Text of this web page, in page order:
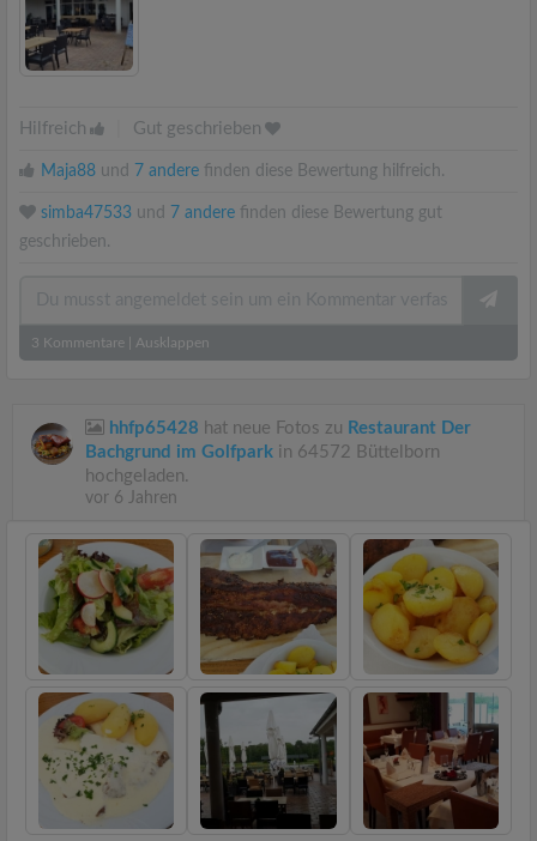
Hilfreich Gut geschrieben
Maja88 und 7 andere finden diese Bewertung hilfreich.
simba47533 und 7 andere finden diese Bewertung gut
geschrieben.
3 Kommentare Ausklappen
hhfp65428 hat neue Fotos zu Restaurant Der
Bachgrund im Golfpark in 64572 Büttelborn
hochgeladen.
vor 6 Jahren